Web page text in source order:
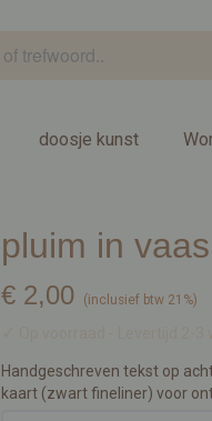
doosje kunst
pluim in vaas
€ 2,00 (inclusief btw 21%)
Handgeschreven tekst op
kaart (zwart fineliner) voor